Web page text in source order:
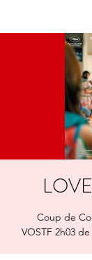
Coup de
VOSTF 2h03